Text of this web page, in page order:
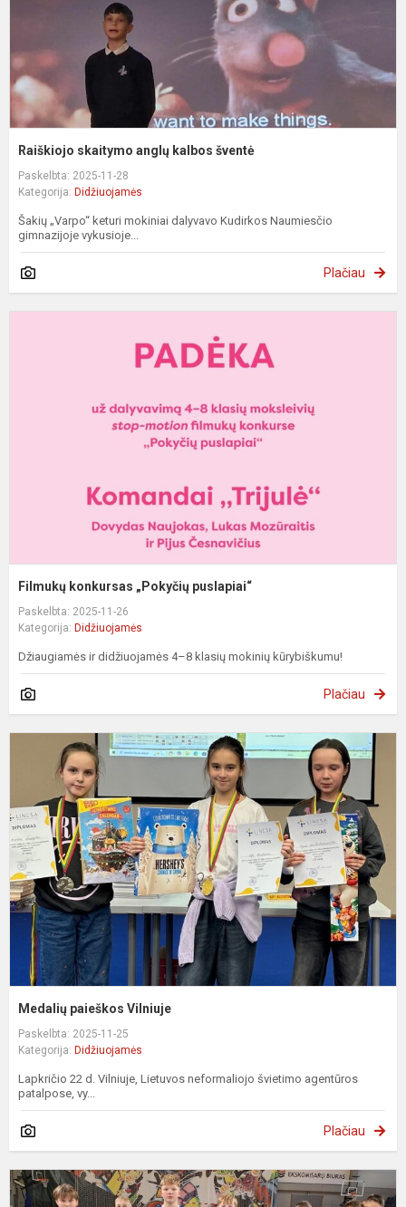
Raiškiojo skaitymo anglų kalbos šventė
Paskelbta: 2025-11-28
Kategorija: Didžiuojamės
Šakių „Varpo“ keturi mokiniai dalyvavo Kudirkos Naumiesčio
gimnazijoje vykusioje...
Plačiau
Filmukų konkursas „Pokyčių puslapiai“
Paskelbta: 2025-11-26
Kategorija: Didžiuojamės
Džiaugiamės ir didžiuojamės 4–8 klasių mokinių kūrybiškumu!
Plačiau
Medalių paieškos Vilniuje
Paskelbta: 2025-11-25
Kategorija: Didžiuojamės
Lapkričio 22 d. Vilniuje, Lietuvos neformaliojo švietimo agentūros
patalpose, vy...
Plačiau